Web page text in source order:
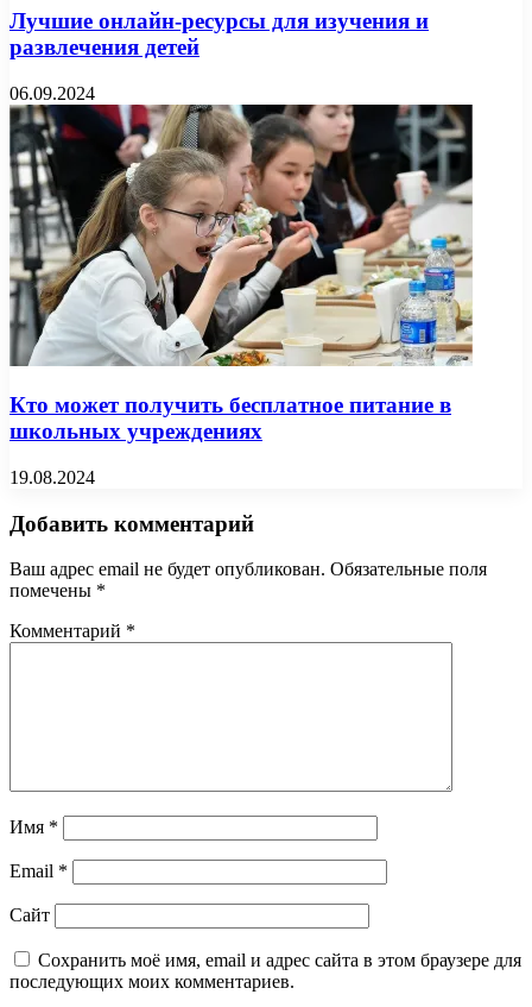
Лучшие онлайн-ресурсы для изучения и
развлечения детей
06.09.2024
Кто может получить бесплатное питание в
школьных учреждениях
19.08.2024
Добавить комментарий
Ваш адрес email не будет опубликован. Обязательные поля
помечены *
Комментарий *
Имя *
Email *
Сайт
Сохранить моё имя, email и адрес сайта в этом браузере для
последующих моих комментариев.